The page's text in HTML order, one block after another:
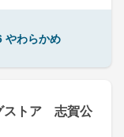
やわらかめ
ストア 志賀公